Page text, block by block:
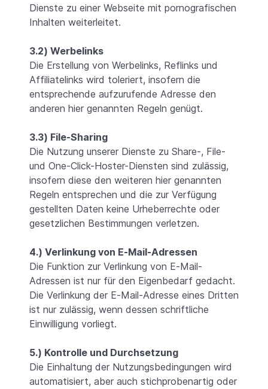
Dienste zu einer Webseite mit pornografischen
Inhalten weiterleitet.
3.2) Werbelinks
Die Erstellung von Werbelinks, Reflinks und
Affiliatelinks wird toleriert, insofern die
entsprechende aufzurufende Adresse den
anderen hier genannten Regeln genügt.
3.3) File-Sharing
Die Nutzung unserer Dienste zu Share-, File-
und One-Click-Hoster-Diensten sind zulässig,
insofern diese den weiteren hier genannten
Regeln entsprechen und die zur Verfügung
gestellten Daten keine Urheberrechte oder
gesetzlichen Bestimmungen verletzen.
4.) Verlinkung von E-Mail-Adressen
Die Funktion zur Verlinkung von E-Mail-
Adressen ist nur für den Eigenbedarf gedacht.
Die Verlinkung der E-Mail-Adresse eines Dritten
ist nur zulässig, wenn dessen schriftliche
Einwilligung vorliegt.
5.) Kontrolle und Durchsetzung
Die Einhaltung der Nutzungsbedingungen wird
automatisiert, aber auch stichprobenartig oder